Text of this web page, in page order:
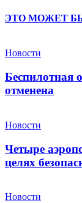
ЭТО МОЖЕТ
Новости
Беспилотная
отменена
Новости
Четыре
целях
Новости